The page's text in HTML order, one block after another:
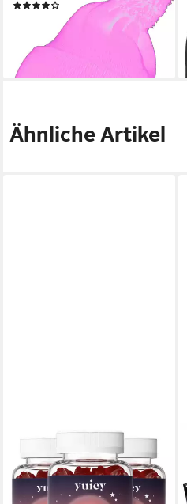
ab 12,90 €
lieferbar - in 2-3 Werktagen bei dir
Ähnliche Artikel
Overnight Beauty - Melatonin
Gummies Zum Einschlafen
Gummies, 180 St., 360 g